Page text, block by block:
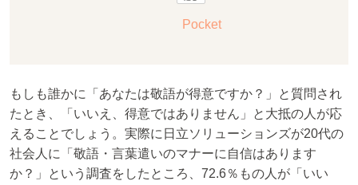
Pocket
もしも誰かに「あなたは敬語が得意ですか？」と質問され
たとき、「いいえ、得意ではありません」と大抵の人が応
えることでしょう。実際に日立ソリューションズが20代の
社会人に「敬語・言葉遣いのマナーに自信はあります
か？」という調査をしたところ、72.6％もの人が「いい